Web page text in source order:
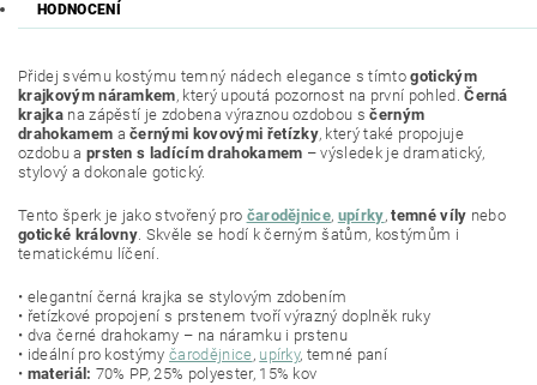
HODNOCENÍ
Přidej svému kostýmu temný nádech elegance s tímtogotickým
krajkovým náramkem, který upoutá pozornost na první pohled.Černá
krajkana zápěstí je zdobena výraznou ozdobou sčerným
drahokamem ačernými kovovými řetízky, který také propojuje
ozdobu a prsten s ladícím drahokamem – výsledek je dramatický,
stylový a dokonale gotický.
Tento šperk je jako stvořený pro čarodějnice, upírky,temné víly nebo
gotické královny. Skvěle se hodí k černým šatům, kostýmům i
tematickému líčení.
• elegantní černá krajka se stylovým zdobením
• řetízkové propojení s prstenem tvoří výrazný doplněk ruky
• dva černé drahokamy – na náramku i prstenu
• ideální pro kostýmyčarodějnice, upírky, temné paní
• materiál: 70% PP, 25% polyester, 15% kov